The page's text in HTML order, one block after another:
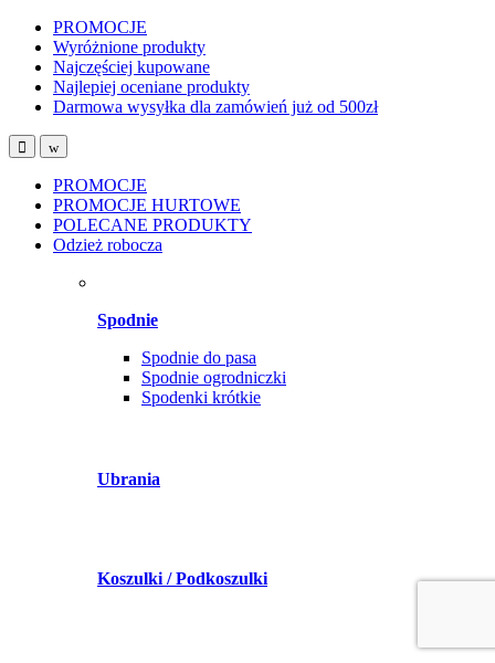
PROMOCJE
Wyróżnione produkty
Najczęściej kupowane
Najlepiej oceniane produkty
Darmowa wysyłka dla zamówień już od 500zł
PROMOCJE
PROMOCJE HURTOWE
POLECANE PRODUKTY
Odzież robocza
Spodnie
Spodnie do pasa
Spodnie ogrodniczki
Spodenki krótkie
Ubrania
Koszulki / Podkoszulki